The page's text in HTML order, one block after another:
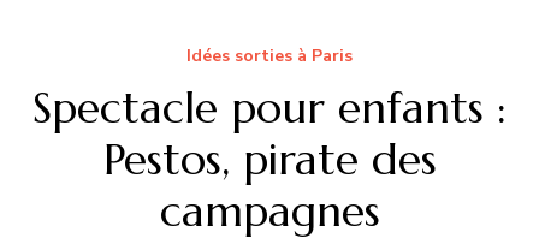
Idées sorties à Paris
Spectacle pour enfants :
Pestos, pirate des
campagnes